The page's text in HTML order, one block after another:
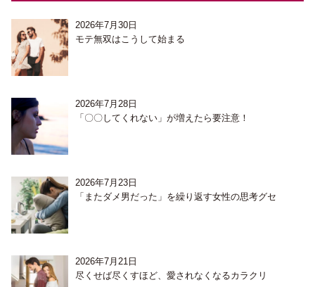
2026年7月30日
モテ無双はこうして始まる
2026年7月28日
「〇〇してくれない」が増えたら要注意！
2026年7月23日
「またダメ男だった」を繰り返す女性の思考グセ
2026年7月21日
尽くせば尽くすほど、愛されなくなるカラクリ